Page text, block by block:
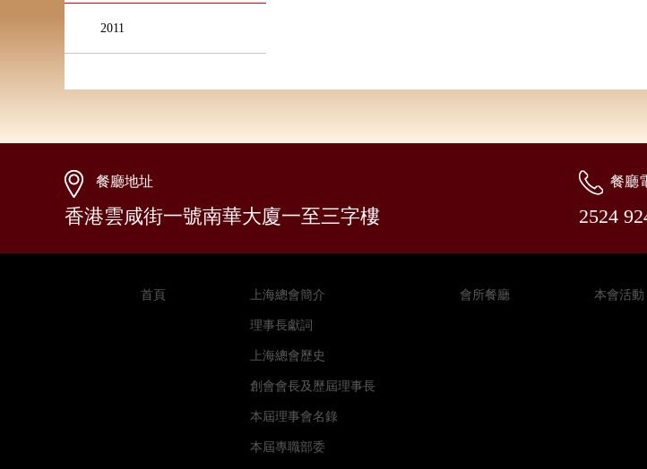
2011
餐廳地址
香港雲咸街一號南華大廈一至三字樓
餐廳
2524
首頁 上海總會簡介
理事長獻詞
上海總會歷史
創會會長及歷屆理事長
本屆理事會名錄
本屆專職部委
會所餐廳 本會活動